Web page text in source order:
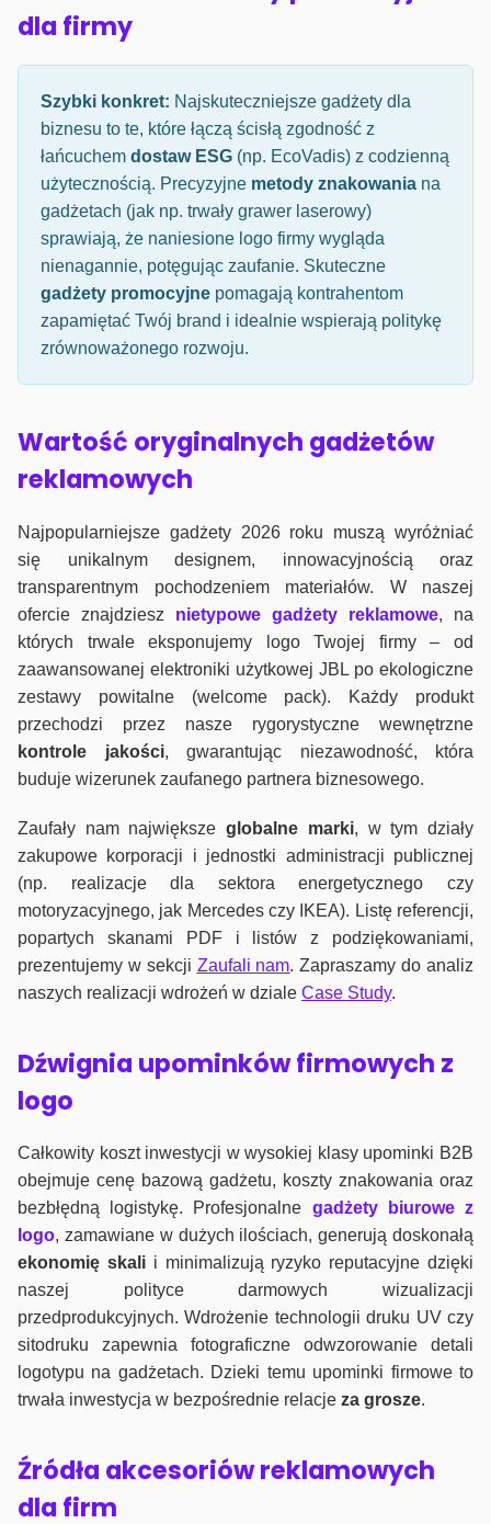
dla firmy
Szybki konkret: Najskuteczniejsze gadżety dla
biznesu to te, które łączą ścisłą zgodność z
łańcuchem dostaw ESG (np. EcoVadis) z codzienną
użytecznością. Precyzyjne metody znakowania na
gadżetach (jak np. trwały grawer laserowy)
sprawiają, że naniesione logo firmy wygląda
nienagannie, potęgując zaufanie. Skuteczne
gadżety promocyjne pomagają kontrahentom
zapamiętać Twój brand i idealnie wspierają politykę
zrównoważonego rozwoju.
Wartość oryginalnych gadżetów
reklamowych
Najpopularniejsze gadżety 2026 roku muszą wyróżniać
się unikalnym designem, innowacyjnością oraz
transparentnym pochodzeniem materiałów. W naszej
ofercie znajdziesz nietypowe gadżety reklamowe, na
których trwale eksponujemy logo Twojej firmy – od
zaawansowanej elektroniki użytkowej JBL po ekologiczne
zestawy powitalne (welcome pack). Każdy produkt
przechodzi przez nasze rygorystyczne wewnętrzne
kontrole jakości, gwarantując niezawodność, która
buduje wizerunek zaufanego partnera biznesowego.
Zaufały nam największeglobalne marki, w tym działy
zakupowe korporacji i jednostki administracji publicznej
(np. realizacje dla sektora energetycznego czy
motoryzacyjnego, jak Mercedes czy IKEA). Listę referencji,
popartych skanami PDF i listów z podziękowaniami,
prezentujemy w sekcji Zaufali nam. Zapraszamy do analiz
naszych realizacji wdrożeń w dziale Case Study.
Dźwignia upominków firmowych z
logo
Całkowity koszt inwestycji w wysokiej klasy upominki B2B
obejmuje cenę bazową gadżetu, koszty znakowania oraz
bezbłędną logistykę. Profesjonalne gadżety biurowe z
logo, zamawiane w dużych ilościach, generują doskonałą
ekonomię skalii minimalizują ryzyko reputacyjne dzięki
naszej polityce darmowych wizualizacji
przedprodukcyjnych. Wdrożenie technologii druku UV czy
sitodruku zapewnia fotograficzne odwzorowanie detali
logotypu na gadżetach. Dzieki temu upominki firmowe to
trwała inwestycja w bezpośrednie relacje za grosze.
Źródła akcesoriów reklamowych
dla firm